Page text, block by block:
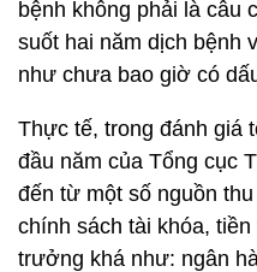
bệnh không phải là câu
suốt hai năm dịch bệnh
như chưa bao giờ có
Thực tế, trong đánh giá
đầu năm của Tổng cục
đến từ một số nguồn
chính sách tài khóa,
trưởng khá như: ngân